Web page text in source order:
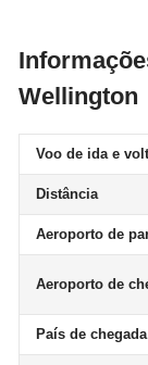
Wellington
Voo de ida e
Distância
Aeroporto de
Aeroporto de
País de chegada